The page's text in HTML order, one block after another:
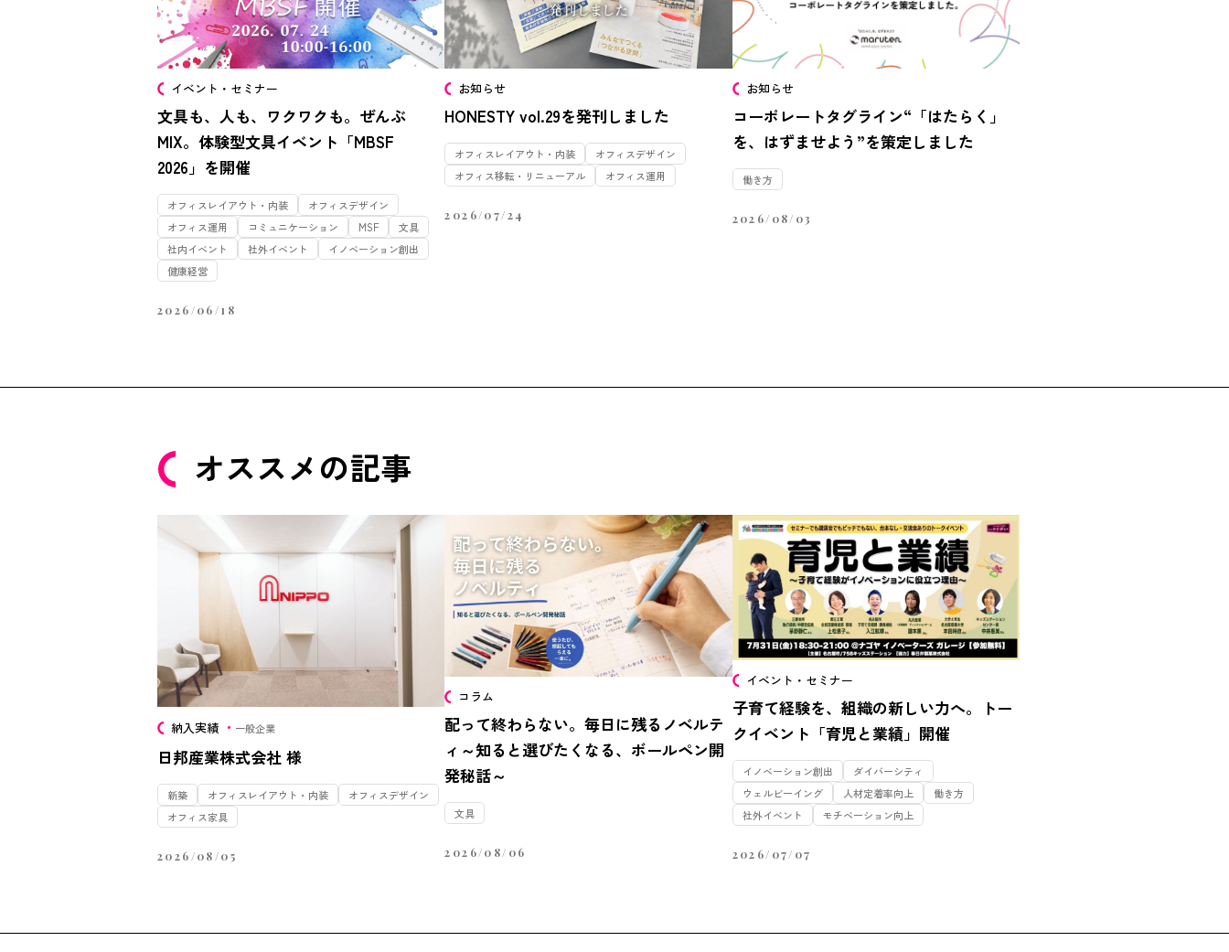
イベント・セミナー
文具も、人も、ワクワクも。ぜんぶ
MIX。体験型文具イベント「MBSF
2026」を開催
オフィスレイアウト・内装
オフィスデザイン
オフィス運用
コミュニケーション MSF
文具
社内イベント
社外イベント
イノベーション創出
健康経営
2026/06/18
お知らせ
HONESTY vol.29を発刊しました
オフィスレイアウト・内装
オフィスデザイン
オフィス移転・リニューアル
オフィス運用
2026/07/24
お知らせ
コーポレートタグライン“「はたらく」
を、はずませよう”を策定しました
働き方
2026/08/03
オススメの記事
納入実績 一般企業
日邦産業株式会社 様
新築 オフィスレイアウト・内装
オフィスデザイン
オフィス家具
2026/08/05
コラム
配って終わらない。毎日に残るノベルテ
ィ～知ると選びたくなる、ボールペン開
発秘話～
文具
2026/08/06
イベント・セミナー
子育て経験を、組織の新しい力へ。トー
クイベント「育児と業績」開催
イノベーション創出
ダイバーシティ
ウェルビーイング
人材定着率向上
働き方
社外イベント
モチベーション向上
2026/07/07